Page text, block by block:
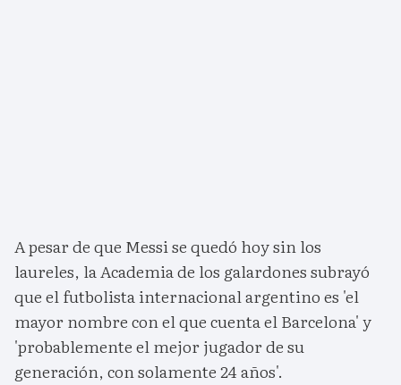
A pesar de que Messi se quedó hoy sin los
laureles, la Academia de los galardones subrayó
que el futbolista internacional argentino es 'el
mayor nombre con el que cuenta el Barcelona' y
'probablemente el mejor jugador de su
generación, con solamente 24 años'.